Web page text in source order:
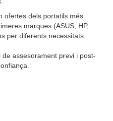
ofertes dels portatils més
marques (ASUS, HP,
per diferents necessitats.
assesorament previ i post-